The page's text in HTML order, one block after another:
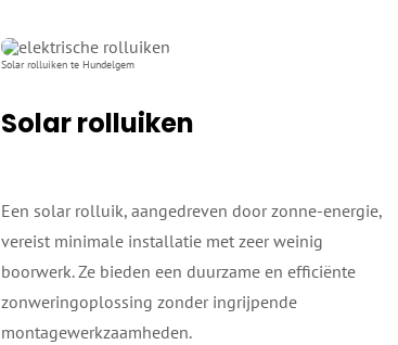
Solar rolluiken te Hundelgem
Solar rolluiken
Een solar rolluik, aangedreven door zonne-energie,
vereist minimale installatie met zeer weinig
boorwerk. Ze bieden een duurzame en efficiënte
zonweringoplossing zonder ingrijpende
montagewerkzaamheden.